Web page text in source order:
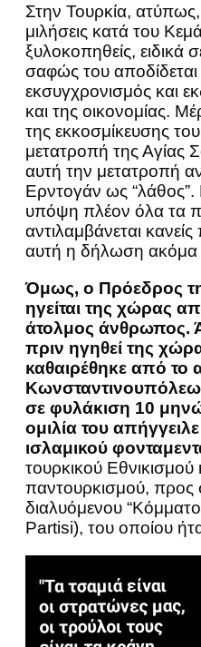
Στην Τουρκία,
μιλήσεις κατά του
ξυλοκοπηθείς, ειδικά
σαφώς του
εκσυγχρονισμός και
και της οικονομίας.
της εκκοσμίκευσης
μετατροπή της Αγίας
αυτή την μετατροπή
Ερντογάν ως “λάθος”.
υπόψη πλέον όλα τα
αντιλαμβάνεται
αυτή η δήλωση ακόμα
Όμως, ο Πρόεδρος
ηγείται της χώρας
άτολμος άνθρωπος.
πριν ηγηθεί της
καθαιρέθηκε από το
σε φυλάκιση 10
ομιλία του
ισλαμικού
τουρκικού Εθνικισμού
παντουρκισμού, προς
διαλυόμενου
Partisi), του οποίου